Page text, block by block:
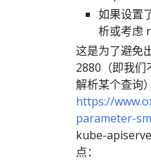
如果设置
析或考虑
这是为了避免
2880（即我们
解析某个查询
https://
parameter-
kube-
点：